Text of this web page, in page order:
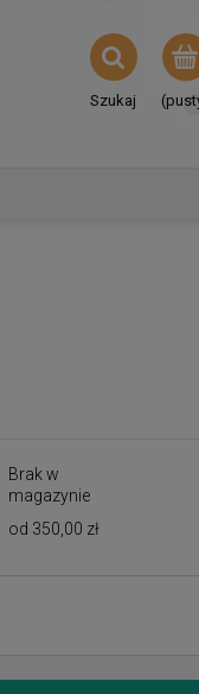
Szukaj
Brak w
magazynie
od 350,00 zł